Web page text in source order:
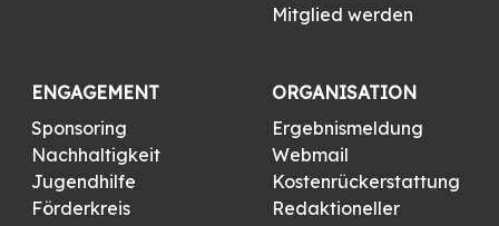
Mitglied werden
ENGAGEMENT
Sponsoring
Nachhaltigkeit
Jugendhilfe
Förderkreis
ORGANISATION
Ergebnismeldung
Webmail
Kostenrückerstattung
Redaktioneller